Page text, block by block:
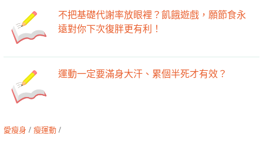
不把基礎代謝率放眼裡？飢餓遊戲，願節食永
遠對你下次復胖更有利！
運動一定要滿身大汗、累個半死才有效？
愛瘦身 / 瘦運動 /